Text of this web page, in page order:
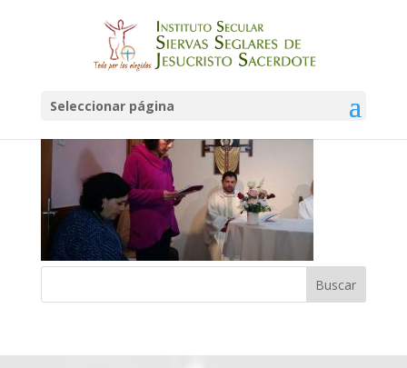
Seleccionar página
IMG-20150528-WA0012